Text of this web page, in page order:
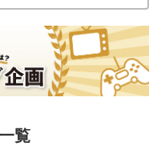
覧